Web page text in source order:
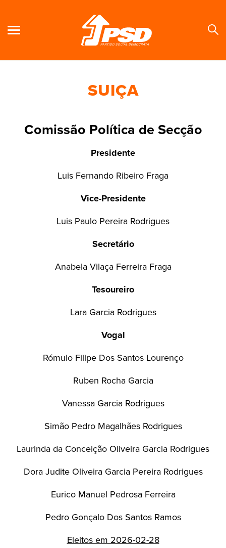
SUIÇA
Comissão Política de Secção
Presidente
Luis Fernando Ribeiro Fraga
Vice-Presidente
Luis Paulo Pereira Rodrigues
Secretário
Anabela Vilaça Ferreira Fraga
Tesoureiro
Lara Garcia Rodrigues
Vogal
Rómulo Filipe Dos Santos Lourenço
Ruben Rocha Garcia
Vanessa Garcia Rodrigues
Simão Pedro Magalhães Rodrigues
Laurinda da Conceição Oliveira Garcia Rodrigues
Dora Judite Oliveira Garcia Pereira Rodrigues
Eurico Manuel Pedrosa Ferreira
Pedro Gonçalo Dos Santos Ramos
Eleitos em 2026-02-28